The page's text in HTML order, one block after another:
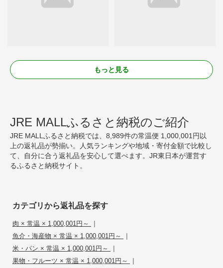
もっと見る
JRE MALLふるさと納税のご紹介
JRE MALLふるさと納税では、8,989件の常温便 1,000,001円以
上の返礼品が勢揃い。人気ランキングや地域・寄付金額で比較し
て、自分に合う返礼品を安心して選べます。JR東日本が運営す
るふるさと納税サイト。
カテゴリから返礼品を探す
肉 × 常温 × 1,000,001円～ |
魚介・海産物 × 常温 × 1,000,001円～ |
米・パン × 常温 × 1,000,001円～ |
果物・フルーツ × 常温 × 1,000,001円～ |